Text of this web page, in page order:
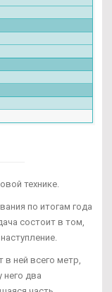
технике.
по итогам года
состоит в том,
ней всего метр,
него два